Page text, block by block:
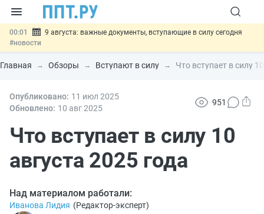
00:01
9 августа: важные документы, вступающие в силу сегодня
#новости
07.08 Подписан закон о блокировке продажи опасных товаров через
«Честный знак»#новости
07.08 Госпошлину за устранение ошибок в документах предлагают
отменить#новости
отношений
Главная Обзоры Вступают в силу Что вступает в силу
Опубликовано: 11 июл 2025
Обновлено: 10 авг2025
951
Что вступает в силу 10
августа 2025 года
Над материалом работали:
Иванова Лидия (Редактор-эксперт)